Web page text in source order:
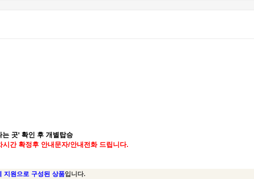
곳' 확인 후 개별탑승
간 확정후 안내문자/안내전화 드립니다.
지원으로 구성된 상품입니다.